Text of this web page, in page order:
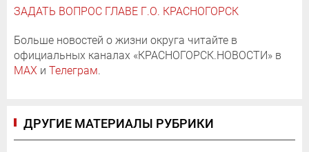
ЗАДАТЬ ВОПРОС ГЛАВЕ Г.О. КРАСНОГОРСК
Больше новостей о жизни округа читайте в
официальных каналах «КРАСНОГОРСК.НОВОСТИ» в
MAX и Телеграм.
ДРУГИЕ МАТЕРИАЛЫ РУБРИКИ